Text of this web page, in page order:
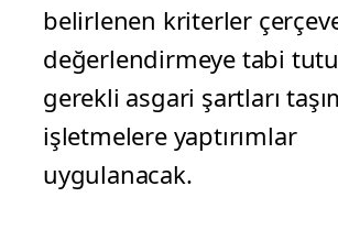
belirlenen kriterler
değerlendirmeye tabi
gerekli asgari şartları
işletmelere yaptırımlar
uygulanacak.